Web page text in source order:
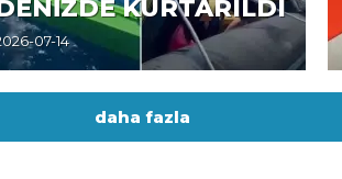
KURTARILDI
07-14
daha fazla